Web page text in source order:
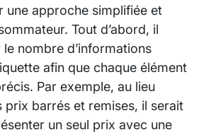
une approche simplifiée et
Tout d’abord, il
nombre d’informations
afin que chaque élément
Par exemple, au lieu
prix barrés et remises, il serait
un seul prix avec une